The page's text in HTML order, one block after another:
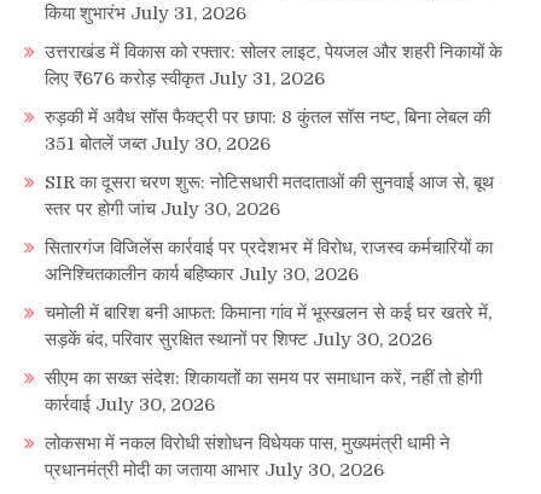
किया शुभारंभ July 31, 2026
उत्तराखंड में विकास को रफ्तार: सोलर लाइट, पेयजल और शहरी निकायों के
लिए ₹676 करोड़ स्वीकृत July 31, 2026
रुड़की में अवैध सॉस फैक्ट्री पर छापा: 8 कुंतल सॉस नष्ट, बिना लेबल की
351 बोतलें जब्त July 30, 2026
SIR का दूसरा चरण शुरू: नोटिसधारी मतदाताओं की सुनवाई आज से, बूथ
स्तर पर होगी जांच July 30, 2026
सितारगंज विजिलेंस कार्रवाई पर प्रदेशभर में विरोध, राजस्व कर्मचारियों का
अनिश्चितकालीन कार्य बहिष्कार July 30, 2026
चमोली में बारिश बनी आफत: किमाना गांव में भूस्खलन से कई घर खतरे में,
सड़कें बंद, परिवार सुरक्षित स्थानों पर शिफ्ट July 30, 2026
सीएम का सख्त संदेश: शिकायतों का समय पर समाधान करें, नहीं तो होगी
कार्रवाई July 30, 2026
लोकसभा में नकल विरोधी संशोधन विधेयक पास, मुख्यमंत्री धामी ने
प्रधानमंत्री मोदी का जताया आभार July 30, 2026